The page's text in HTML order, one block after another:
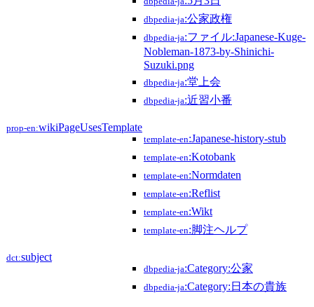
dbpedia-ja:公家政権
dbpedia-ja:ファイル:Japanese-Kuge-
Nobleman-1873-by-Shinichi-
Suzuki.png
dbpedia-ja:堂上会
dbpedia-ja:近習小番
prop-en:wikiPageUsesTemplate
template-en:Japanese-history-stub
template-en:Kotobank
template-en:Normdaten
template-en:Reflist
template-en:Wikt
template-en:脚注ヘルプ
dct:subject
dbpedia-ja:Category:公家
dbpedia-ja:Category:日本の貴族